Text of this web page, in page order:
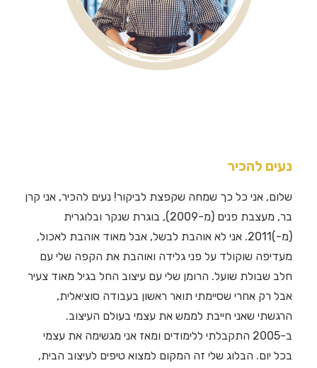
נעים להכיר
שלום, אני כל כך שמחה שקפצת לביקור! נעים להכיר, אני קרן
בר, מעצבת פנים (מ-2009), בוגרת שנקר ובלוגרית
(מ-)2011. אני לא אוהבת לבשל, אבל מאוד אוהבת לאכול,
מעדיפה שוקולד על פני גלידה ואוהבת את הקפה שלי עם
חלב שבולת שועל. הרומן שלי עם עיצוב החל בגיל מאוד צעיר
אבל רק אחרי שסיימתי תואר ראשון בעבודה סוציאלית,
הרגשתי שאני חייבת לממש את עצמי בעולם העיצוב.
ב-2005 התקבלתי ללימודים ומאז אני מגשימה את עצמי
בכל יום. הבלוג שלי זה המקום למצוא טיפים לעיצוב הבית,